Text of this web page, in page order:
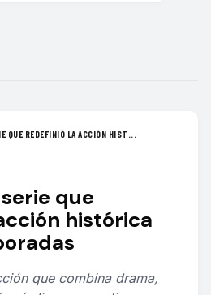
QUE REDEFINIÓ LA ACCIÓN HIST...
que
histórica
que combina drama,